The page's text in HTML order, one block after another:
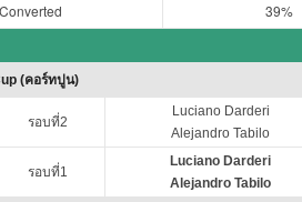
39%
(คอร์ทปูน)
รอบที่2
Luciano Darderi
Alejandro Tabilo
รอบที่1
Luciano Darderi
Alejandro Tabilo